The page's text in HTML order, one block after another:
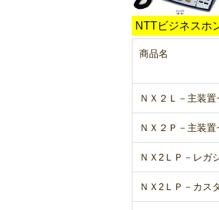
NTTビジネスホ
商品名
ＮＸ２Ｌ－主装置
ＮＸ２Ｐ－主装置
ＮＸ2ＬＰ－レガ
ＮＸ2ＬＰ－カス